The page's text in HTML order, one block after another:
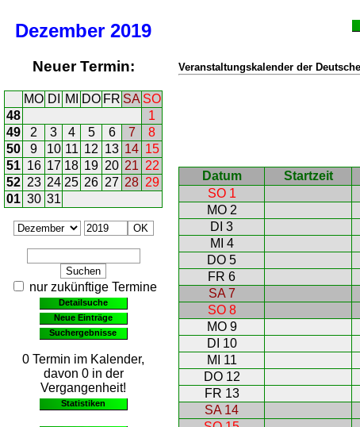
Dezember 2019
Neuer Termin:
MO DI MI DO FR SA SO
48
1
49
2 3 4 5 6 7
8
50
9 10 11 12 13 14 15
51 16 17 18 19 20 21 22
52 23 24 25 26 27 28 29
01 30 31
nur zukünftige Termine
Detailsuche
Neue Einträge
Suchergebnisse
0 Termin im Kalender,
davon 0 in der
Vergangenheit!
Statistiken
Veranstaltungskalender der
Datum Startzeit
SO 1
MO 2
DI 3
MI 4
DO 5
FR 6
SA 7
SO 8
MO 9
DI 10
MI 11
DO 12
FR 13
SA 14